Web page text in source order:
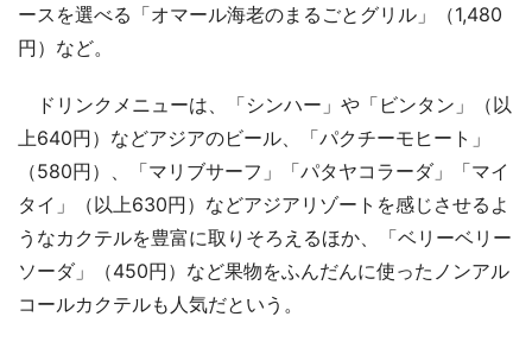
ースを選べる「オマール海老のまるごとグリル」（1,480
円）など。
ドリンクメニューは、「シンハー」や「ビンタン」（以
上640円）などアジアのビール、「パクチーモヒート」
（580円）、「マリブサーフ」「パタヤコラーダ」「マイ
タイ」（以上630円）などアジアリゾートを感じさせるよ
うなカクテルを豊富に取りそろえるほか、「ベリーベリー
ソーダ」（450円）など果物をふんだんに使ったノンアル
コールカクテルも人気だという。